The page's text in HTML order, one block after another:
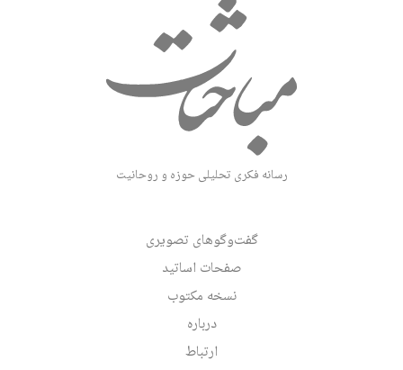
رسانه فکری تحلیلی حوزه و روحانیت
گفت‌وگوهای تصویری
صفحات اساتید
نسخه مکتوب
درباره
ارتباط